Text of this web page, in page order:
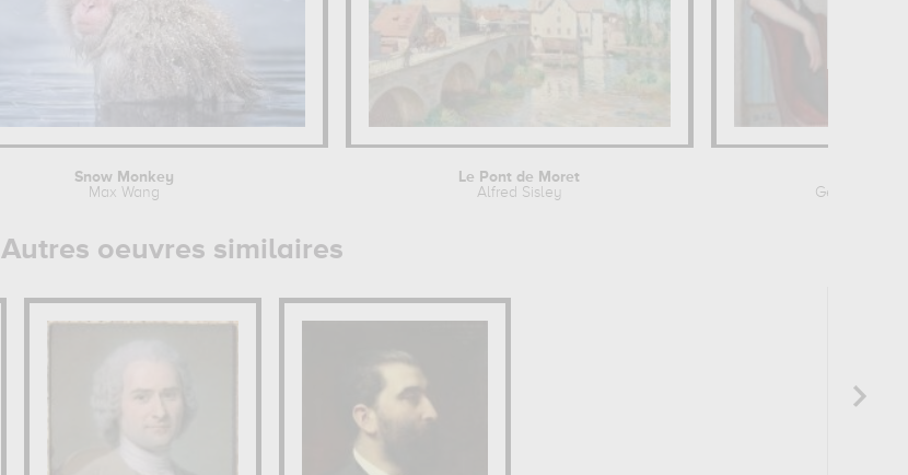
Snow Monkey
Max Wang
Le Pont de Moret
Alfred Sisley
Georges
Autres oeuvres similaires